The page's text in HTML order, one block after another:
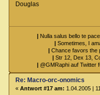
Douglas
|Nulla salus bello te
| Sometimes, I
|Chance favors the
|Str 12, Dex 13,
| @GMRaphi auf Twitter
Re: Macro-orc-onomics
« Antwort #17 am: 1.04.2005 |